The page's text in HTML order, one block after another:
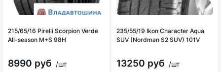
215/65/16 Pirelli Scorpion Verde
All-season M+S 98H
8990 руб /шт
235/55/19 Ikon Character Aqua
SUV (Nordman S2 SUV) 101V
13250 руб /шт